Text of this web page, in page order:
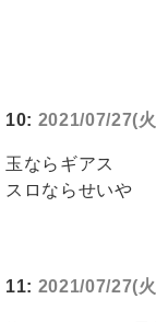
10: 2021/07/27(
玉ならギアス
スロならせいや
11: 2021/07/27(